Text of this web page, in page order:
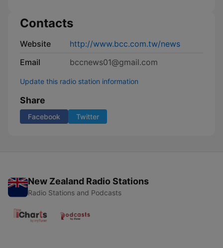
Contacts
Website
http://www.bcc.com.tw/news
Email
bccnews01@gmail.com
Update this radio station information
Share
Facebook Twitter
New Zealand Radio Stations
Radio Stations and Podcasts